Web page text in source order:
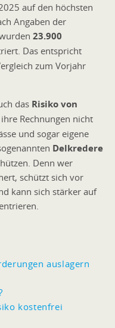
auf den höchsten
Angaben der
23.900
Das entspricht
zum Vorjahr
das Risiko von
Rechnungen nicht
und sogar eigene
Delkredere
Denn wer
schützt sich vor
kann sich stärker auf
auslagern
kostenfrei